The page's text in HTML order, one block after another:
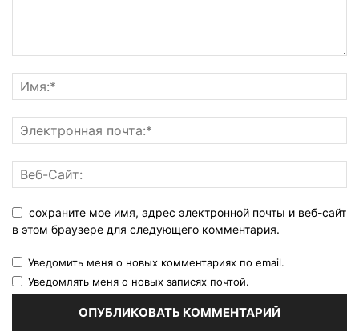
сохраните мое имя, адрес электронной почты и веб-сайт
в этом браузере для следующего комментария.
Уведомить меня о новых комментариях по email.
Уведомлять меня о новых записях почтой.